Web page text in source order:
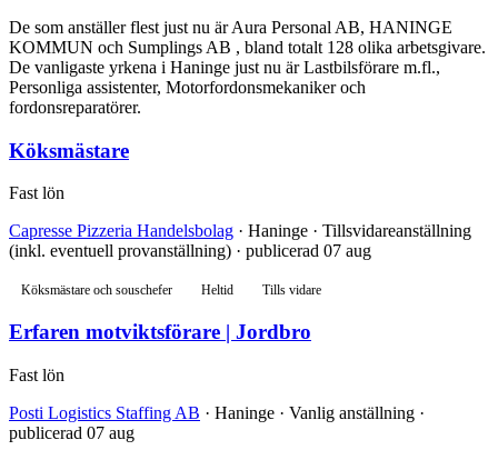
De som anställer flest just nu är Aura Personal AB, HANINGE
KOMMUN och Sumplings AB , bland totalt 128 olika arbetsgivare.
De vanligaste yrkena i Haninge just nu är Lastbilsförare m.fl.,
Personliga assistenter, Motorfordonsmekaniker och
fordonsreparatörer.
Köksmästare
Fast lön
Capresse Pizzeria Handelsbolag · Haninge · Tillsvidareanställning
(inkl. eventuell provanställning) · publicerad 07 aug
Köksmästare och souschefer Heltid Tills vidare
Erfaren motviktsförare | Jordbro
Fast lön
Posti Logistics Staffing AB · Haninge · Vanlig anställning ·
publicerad 07 aug